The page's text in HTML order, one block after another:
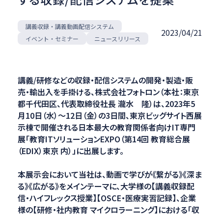
講義収録・講義動画配信システム
イベント・セミナー ニュースリリース
2023/04/21
講義/研修などの収録・配信システムの開発・製造・販
売・輸出入を手掛ける、株式会社フォトロン（本社：東京
都千代田区、代表取締役社長 瀧水 隆）は、2023年5
月10日（水）～12日（金）の3日間、東京ビッグサイト西展
示棟で開催される日本最大の教育関係者向けIT専門
展「教育ITソリューションEXPO（第14回 教育総合展
（EDIX）東京 内）」に出展します。
本展示会において当社は、動画で学びが《繋がる》《深ま
る》《広がる》をメインテーマに、大学様の【講義収録配
信・ハイフレックス授業】【OSCE・医療実習記録】、企業
様の【研修・社内教育 マイクロラーニング】における「収